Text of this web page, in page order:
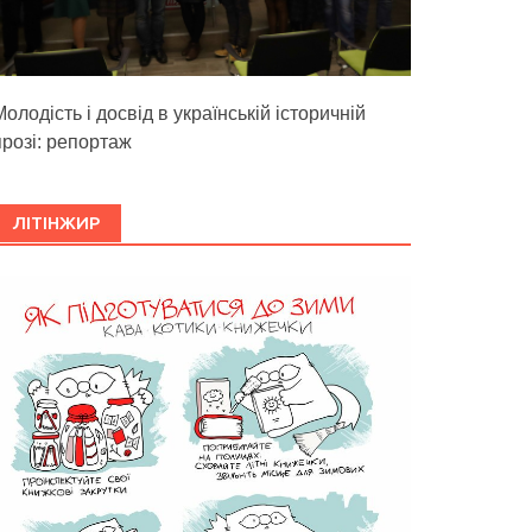
і досвід в українській історичній
репортаж
ЛІТІНЖИР